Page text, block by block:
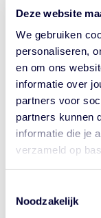
Deze website
We gebruiken
personaliseren,
en om ons
informatie over
partners voor
partners kunnen
informatie die je
verzameld op
Noodzakelijk
Maar als je een
UNDERDOG
In de Nations
Litouwen, een
Oekraïne.
en ook
telkens laten
gasten. Dus
Maar we zijn
Van een